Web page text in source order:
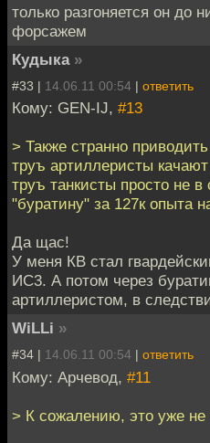
только разгоняется он до
форсажем
Кудыка »
#33 | 14.06.11 00:54 | ответить
Кому: GEN-IJ, #13
> Также странно
труъ артиллеристы
труъ танкисты просто не в
"буратину" за 127к опыта
Да щас!
У меня КВ стал
ИС3. А потом через
артиллеристом, в
WiLLi »
#34 | 14.06.11 00:54 | ответить
Кому: Арчевод, #11
> К сожалению, это уже не